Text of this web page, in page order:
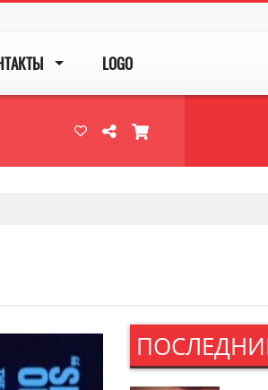
LOGO